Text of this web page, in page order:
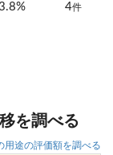
4件
を調べる
用途の評価額を調べる